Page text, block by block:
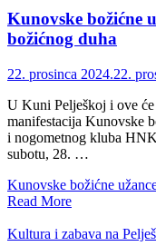
Kunovske božićne
božićnog duha
22. prosinca 2024.22.
U Kuni Pelješkoj i ove
manifestacija Kunovske
i nogometnog kluba
subotu, 28. …
Kunovske božićne
Read More
Kultura i zabava na